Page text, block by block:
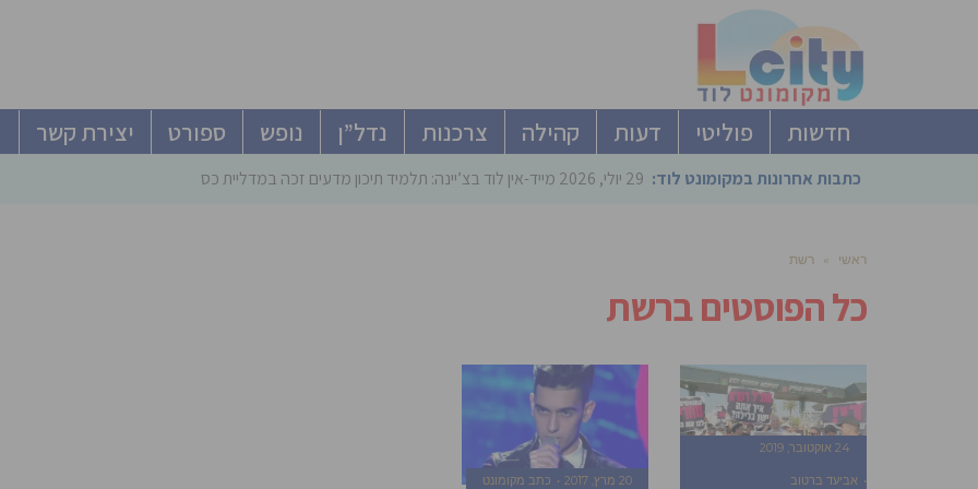
חדשות פוליטי דעות קהילה צרכנות נדל”ן נופש ספורט יצירת קשר
כתבות אחרונות במקומונט לוד: 29 יולי, 2026 מייד-אין לוד בצ’יינה: תלמיד תיכון מדעים זכה במדליית כסף באולימפיא
ראשי » רשת
כל הפוסטים ברשת
24 אוקטובר, 2019
אביעד ברטוב 20 מרץ, 2017 כתב מקומונט